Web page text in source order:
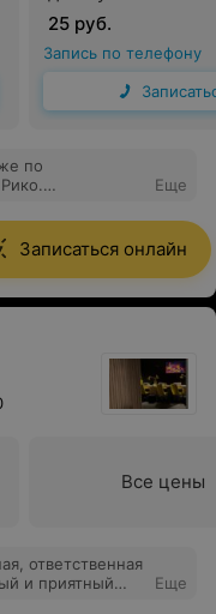
25 руб.
Запись по телефону
по
с 8-
чувствую
Рико за
подход к
Еще
Записаться онлайн
Все цены
ответственная
и приятный
Еще